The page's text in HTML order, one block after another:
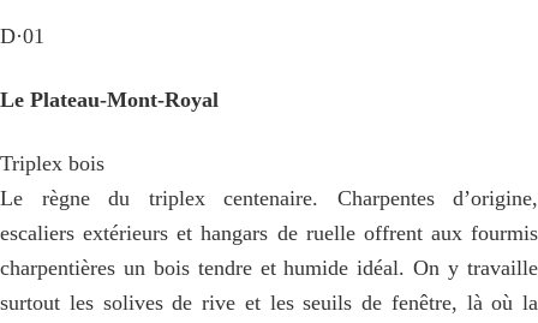
D·01
Le Plateau-Mont-Royal
Triplex bois
Le règne du triplex centenaire. Charpentes d’origine,
escaliers extérieurs et hangars de ruelle offrent aux fourmis
charpentières un bois tendre et humide idéal. On y travaille
surtout les solives de rive et les seuils de fenêtre, là où la